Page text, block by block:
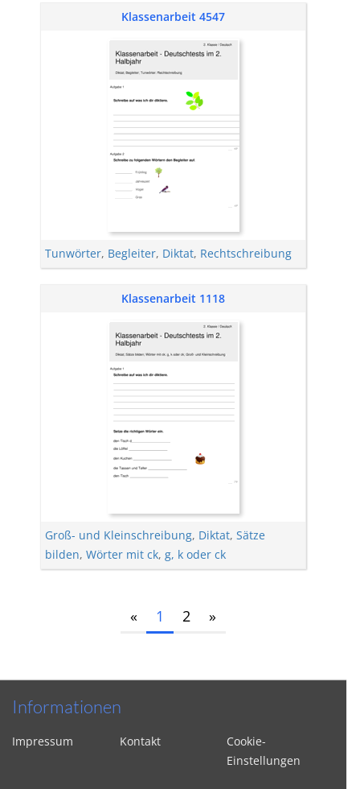
Klassenarbeit 4547
Tunwörter, Begleiter, Diktat, Rechtschreibung
Klassenarbeit 1118
Groß- und Kleinschreibung, Diktat, Sätze
bilden, Wörter mit ck, g, k oder ck
« 1 2 »
Informationen
Impressum Kontakt
Cookie-
Einstellungen